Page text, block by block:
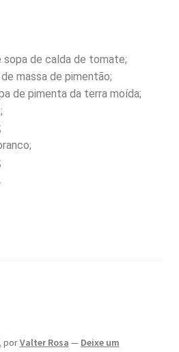
sopa de calda de tomate;
massa de pimentão;
de pimenta da terra moída;
porValter Rosa — Deixe um